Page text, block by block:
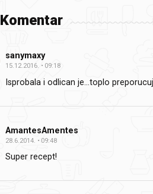
Komentar
sanymaxy
15.12.2016. 09:18
Isprobala i odlican je...toplo
AmantesAmentes
28.6.2014. 09:48
Super recept!